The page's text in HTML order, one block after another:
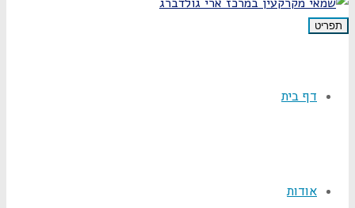
תפריט
דף בית
אודות